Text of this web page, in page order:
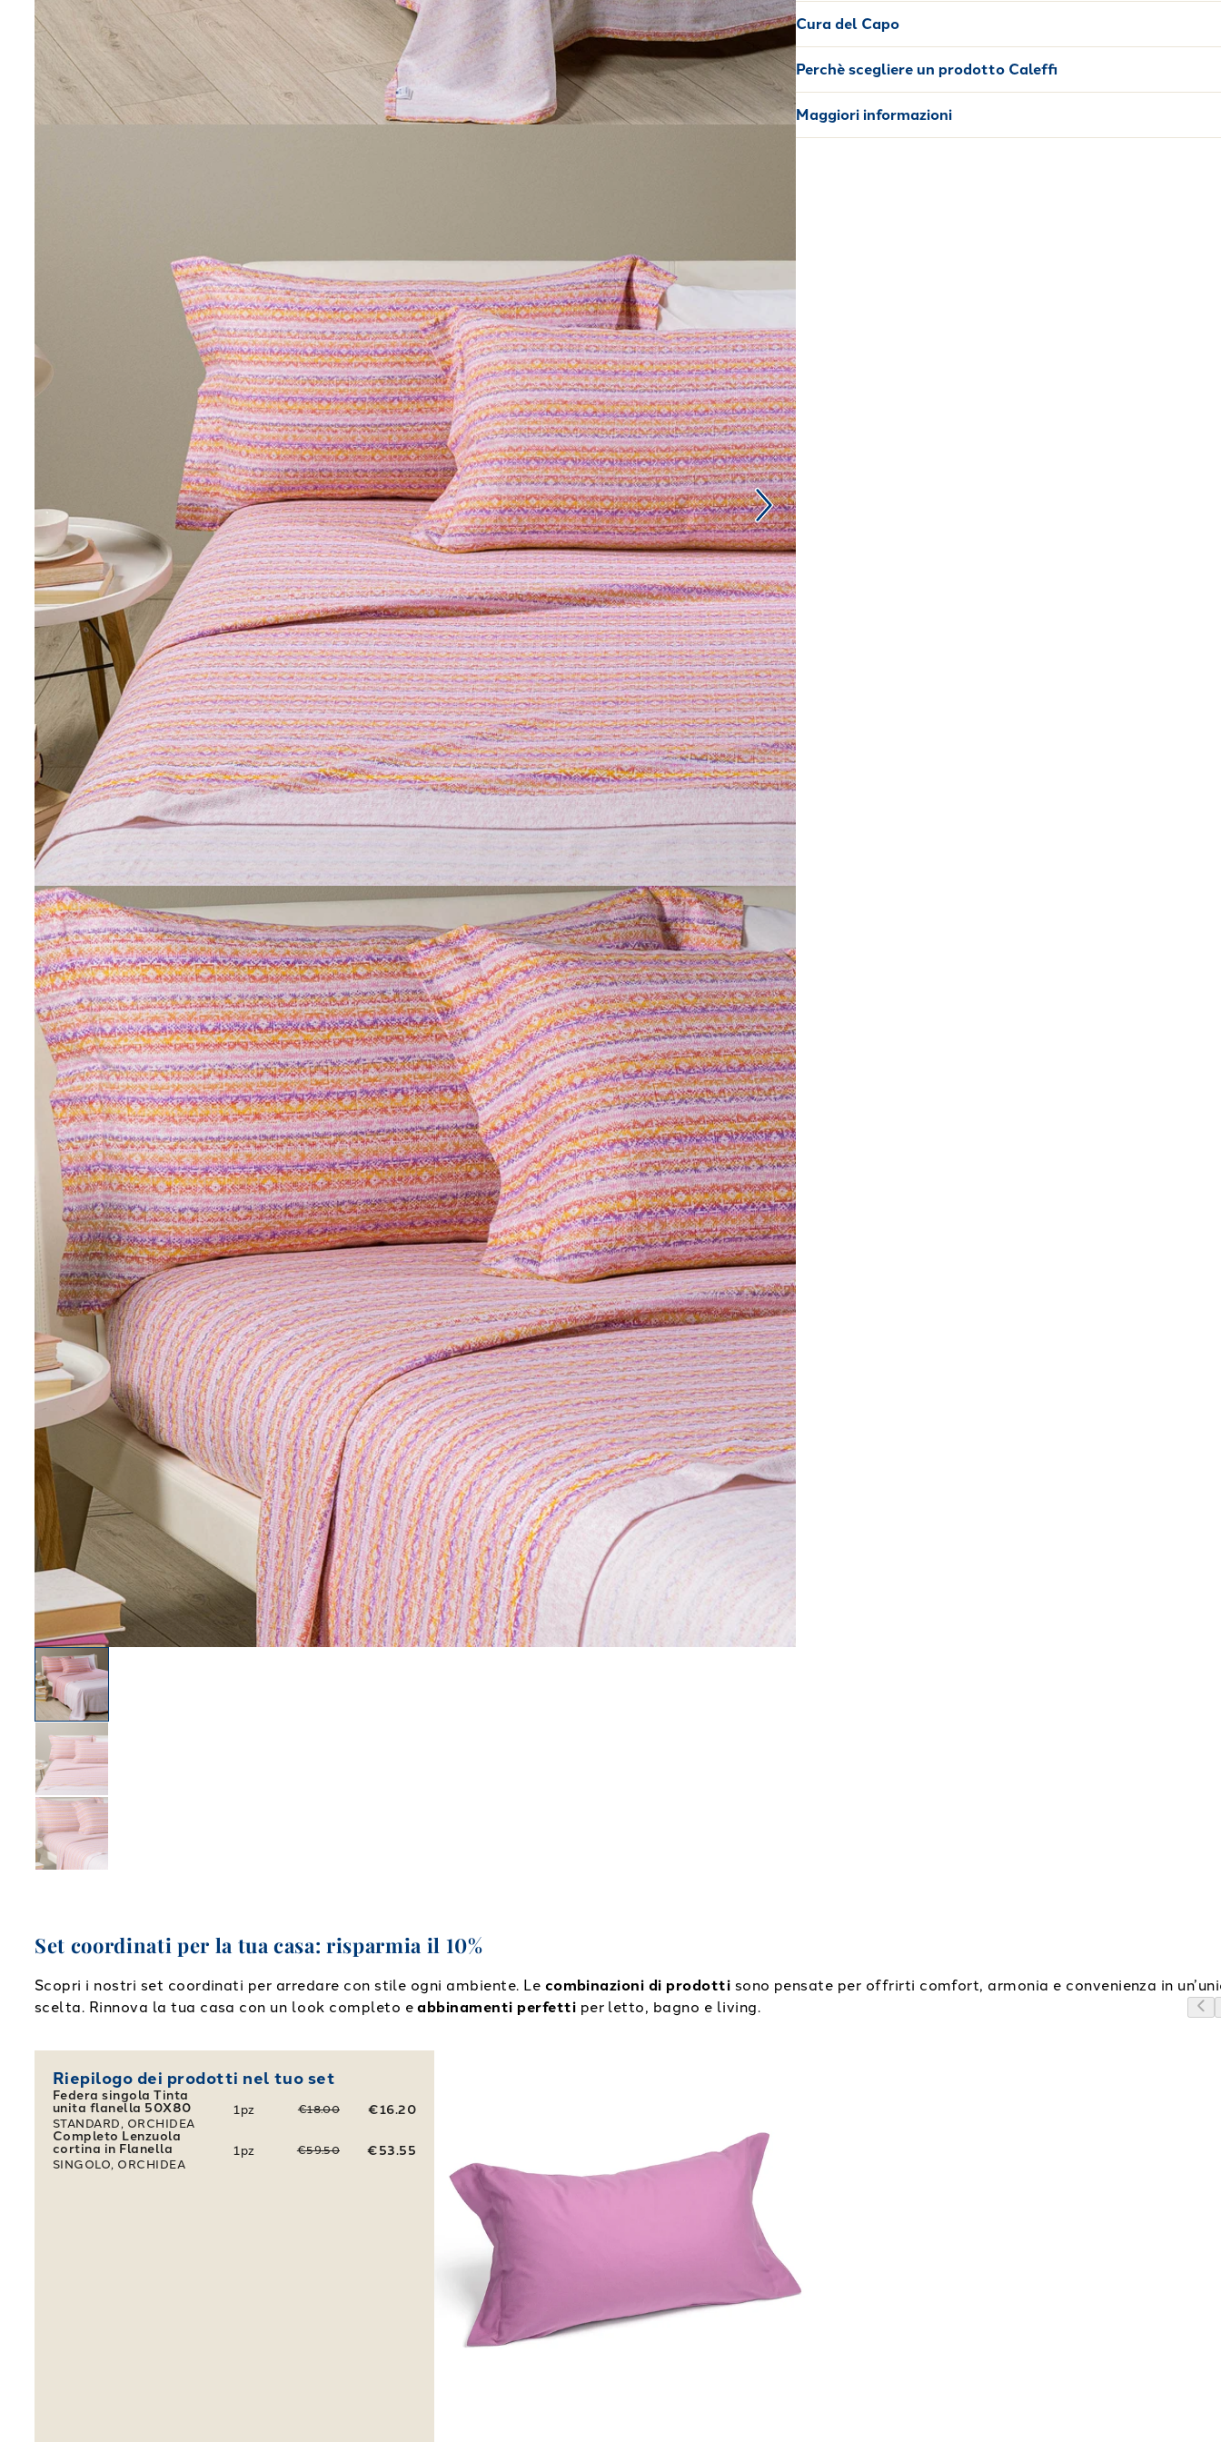
Cura del Capo
Perchè scegliere un prodotto Caleffi
Maggiori informazioni
Set coordinati per la tua casa: risparmia il 10%
Scopri i nostri set coordinati per arredare con stile ogni ambiente. Le combinazioni di prodotti sono pensate per offrirti comfort, armonia e convenienza in
scelta. Rinnova la tua casa con un look completo eabbinamenti perfetti per letto, bagno e living.
Riepilogo dei prodotti nel tuo set
Federa singola Tinta
unita flanella 50X80
STANDARD, ORCHIDEA
1pz €18.00
€16.20
Completo Lenzuola
cortina in Flanella
SINGOLO, ORCHIDEA
1pz €59.50 €53.55